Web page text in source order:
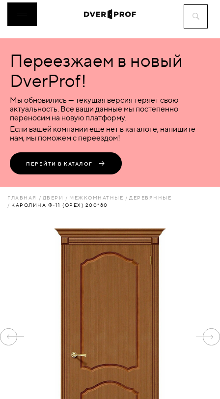
ДВЕРИ
ФУРНИТУРА
ВОРОТА
ПЕРЕГОРОДКИ
КОМПЛЕКТУЮЩИЕ
Переезжаем в новый
DverProf!
Мы обновились — текущая версия теряет свою
актуальность. Все ваши данные мы постепенно
переносим на новую платформу.
Если вашей компании еще нет в каталоге, напишите
нам, мы поможем с переездом!
ПЕРЕЙТИ В КАТАЛОГ
ГЛАВНАЯ ДВЕРИ МЕЖКОМНАТНЫЕ
ДЕРЕВЯННЫЕ
КАРОЛИНА Ф-11 (ОРЕХ) 200*80